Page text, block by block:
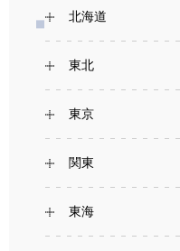
北海道
東北
東京
関東
東海